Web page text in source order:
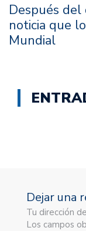
Después del
noticia que
Mundial
Dejar una
Tu dirección
Los campos